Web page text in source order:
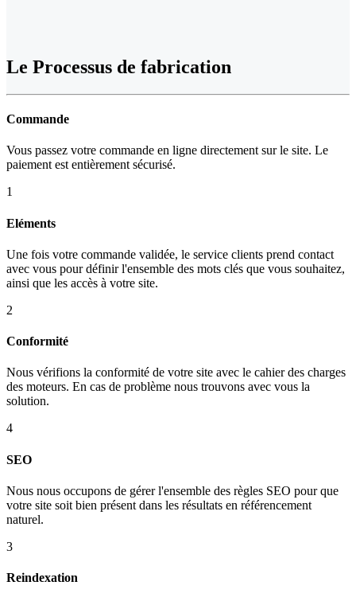
Le Processus de fabrication
Commande
Vous passez votre commande en ligne directement sur le site. Le
paiement est entièrement sécurisé.
1
Eléments
Une fois votre commande validée, le service clients prend contact
avec vous pour définir l'ensemble des mots clés que vous souhaitez,
ainsi que les accès à votre site.
2
Conformité
Nous vérifions la conformité de votre site avec le cahier des charges
des moteurs. En cas de problème nous trouvons avec vous la
solution.
4
SEO
Nous nous occupons de gérer l'ensemble des règles SEO pour que
votre site soit bien présent dans les résultats en référencement
naturel.
3
Reindexation